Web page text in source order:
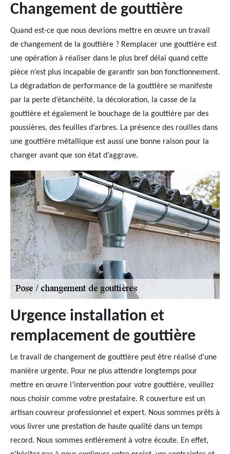
Changement de gouttière
Quand est-ce que nous devrions mettre en œuvre un travail
de changement de la gouttière ? Remplacer une gouttière est
une opération à réaliser dans le plus bref délai quand cette
pièce n’est plus incapable de garantir son bon fonctionnement.
La dégradation de performance de la gouttière se manifeste
par la perte d’étanchéité, la décoloration, la casse de la
gouttière et également le bouchage de la gouttière par des
poussières, des feuilles d’arbres. La présence des rouilles dans
une gouttière métallique est aussi une bonne raison pour la
changer avant que son état d’aggrave.
Urgence installation et
remplacement de gouttière
Le travail de changement de gouttière peut être réalisé d’une
manière urgente. Pour ne plus attendre longtemps pour
mettre en œuvre l’intervention pour votre gouttière, veuillez
nous choisir comme votre prestataire. R couverture est un
artisan couvreur professionnel et expert. Nous sommes prêts à
vous livrer une prestation de haute qualité dans un temps
record. Nous sommes entièrement à votre écoute. En effet,